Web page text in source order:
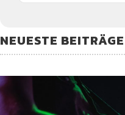
NEUESTE BEITRÄGE